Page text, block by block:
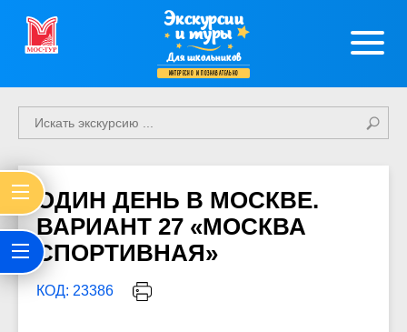
Экскурсии
и туры
Для школьников
интересно и познавательно
ОДИН ДЕНЬ В МОСКВЕ.
ВАРИАНТ 27 «МОСКВА
СПОРТИВНАЯ»
КОД: 23386